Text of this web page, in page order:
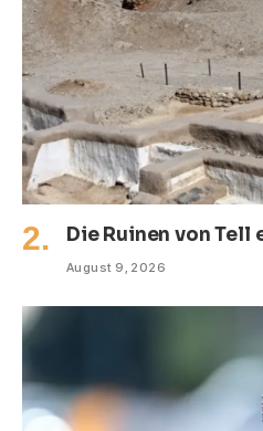
Die Ruinen von Tell
August 9, 2026